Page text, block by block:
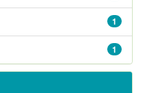
1
1